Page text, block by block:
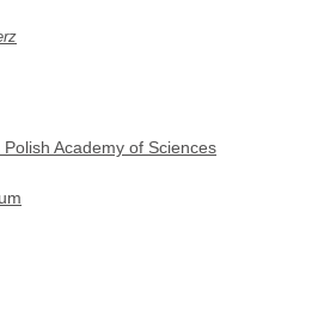
Academy of Sciences